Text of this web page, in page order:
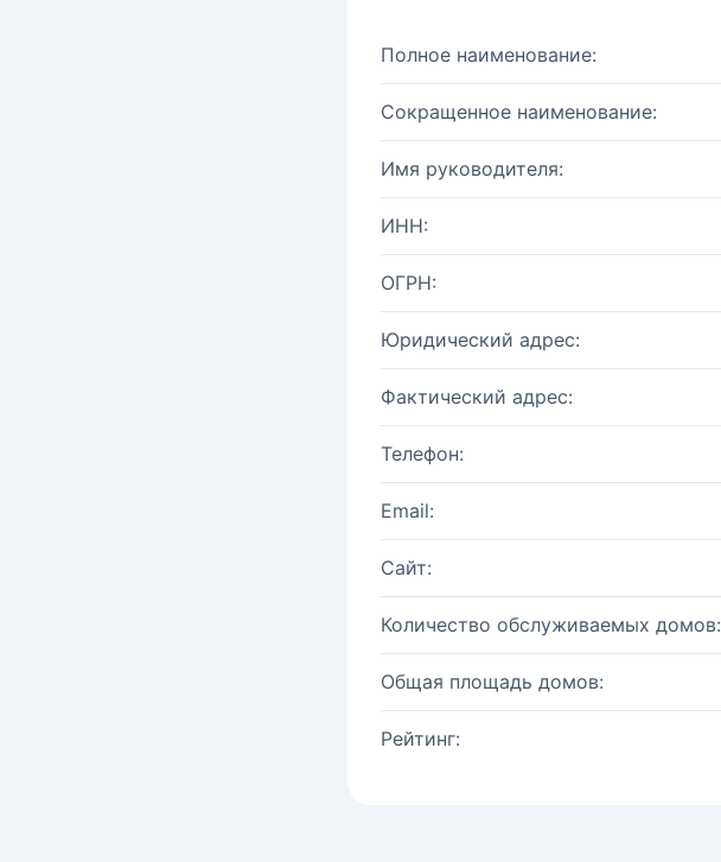
Полное наименование:
Сокращенное наименование:
Имя руководителя:
ИНН:
ОГРН:
Юридический адрес:
Фактический адрес:
Телефон:
Email:
Сайт:
Количество обслуживаемых домов:
Общая площадь домов:
Рейтинг: